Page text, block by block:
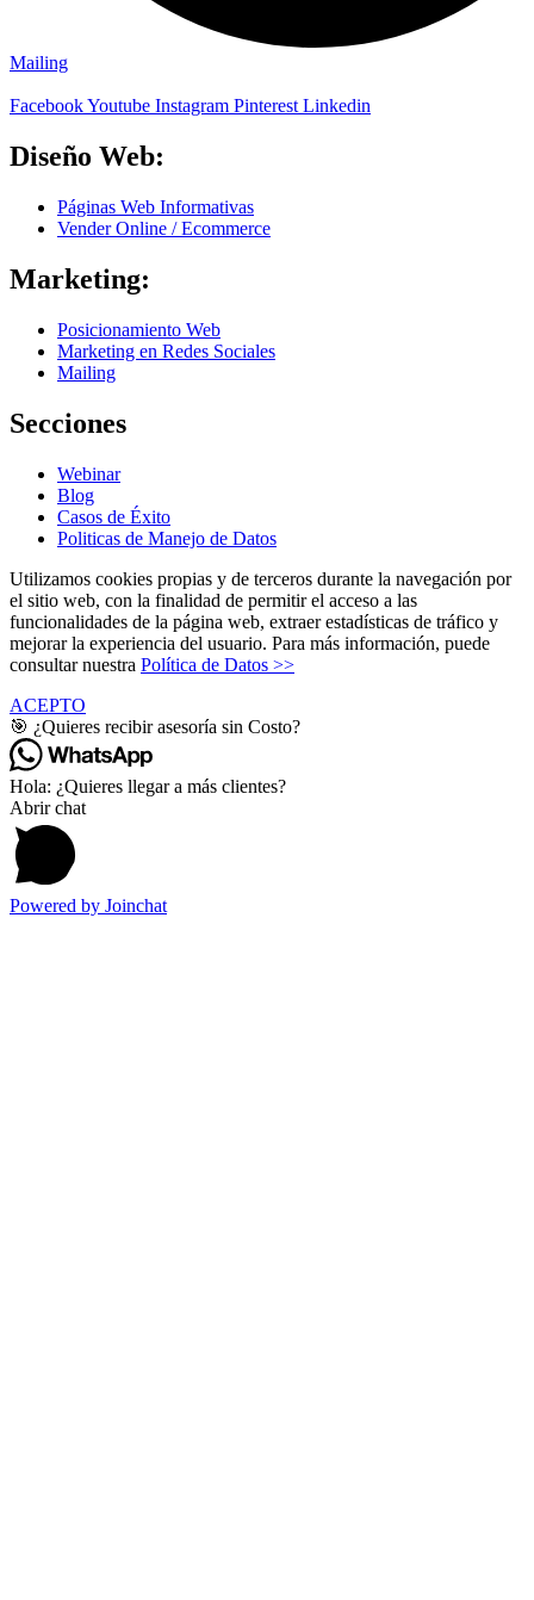
Mailing
FacebookYoutube Instagram Pinterest Linkedin
Diseño Web:
Páginas Web Informativas
Vender Online / Ecommerce
Marketing:
Posicionamiento Web
Marketing en Redes Sociales
Mailing
Secciones
Webinar
Blog
Casos de Éxito
Politicas de Manejo de Datos
Utilizamos cookies propias y de terceros durante la navegación por
el sitio web, con la finalidad de permitir el acceso a las
funcionalidades de la página web, extraer estadísticas de tráfico y
mejorar la experiencia del usuario. Para más información, puede
consultar nuestra Política de Datos >>
ACEPTO
🎯 ¿Quieres recibir asesoría sin Costo?
Hola: ¿Quieres llegar a más clientes?
Abrir chat
Powered by Joinchat